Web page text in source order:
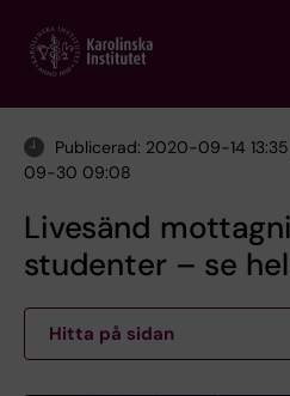
main
Publicerad: 2020-09-14
09-30 09:08
Livesänd
studenter – se
Hitta på sidan